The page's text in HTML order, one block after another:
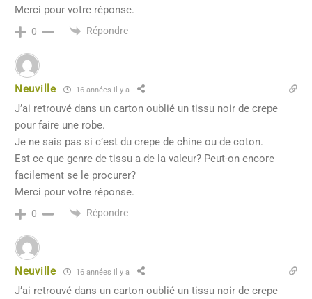
Merci pour votre réponse.
0 Répondre
Neuville 16 années il y a
J’ai retrouvé dans un carton oublié un tissu noir de crepe
pour faire une robe.
Je ne sais pas si c’est du crepe de chine ou de coton.
Est ce que genre de tissu a de la valeur? Peut-on encore
facilement se le procurer?
Merci pour votre réponse.
0 Répondre
Neuville 16 années il y a
J’ai retrouvé dans un carton oublié un tissu noir de crepe